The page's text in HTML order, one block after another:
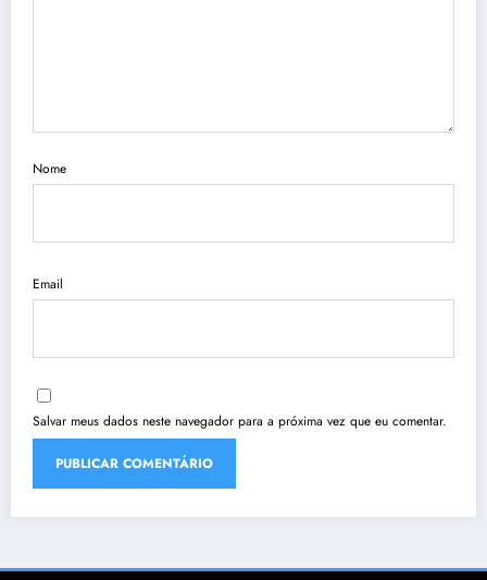
Nome
Email
Salvar meus dados neste navegador para a próxima vez que eu comentar.